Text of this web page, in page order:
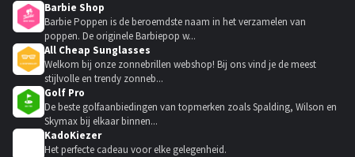
Barbie Shop
Barbie Poppen is de beroemdste naam in het verzamelen van
poppen. De originele Barbiepop w...
All Cheap Sunglasses
Welkom bij onze zonnebrillen webshop! Bij ons vind je de meest
stijlvolle en trendy zonneb...
Golf Pro
De beste golfaanbiedingen van topmerken zoals Spalding, Wilson en
Skymax bij elkaar binnen...
KadoKiezer
Het perfecte cadeau voor elke gelegenheid.